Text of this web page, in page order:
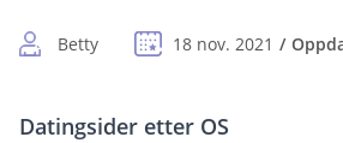
Betty 18 nov. 2021
Datingsider etter OS